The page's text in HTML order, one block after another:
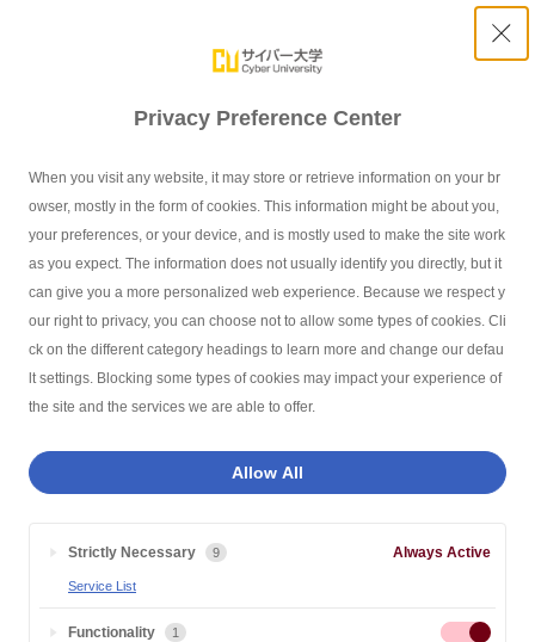
Privacy Preference Center
When you visit any website, it may store or retrieve information on your br
owser, mostly in the form of cookies. This information might be about you,
your preferences, or your device, and is mostly used to make the site work
as you expect. The information does not usually identify you directly, but it
can give you a more personalized web experience. Because we respect y
our right to privacy, you can choose not to allow some types of cookies. Cli
ck on the different category headings to learn more and change our defau
lt settings. Blocking some types of cookies may impact your experience of
the site and the services we are able to offer.
Allow All
Strictly Necessary 9 Always Active
Service List
Functionality 1
就職実績
サイバー大学TOP 就職支援・キャリア 就職実績